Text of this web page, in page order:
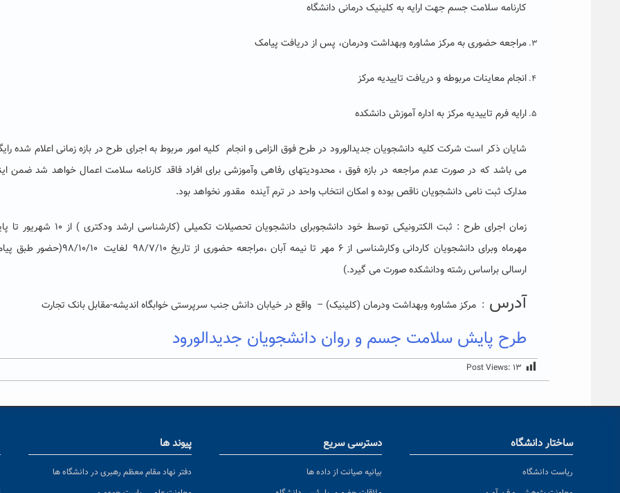
کارنامه سلامت جسم جهت ارایه به کلینیک درمانی دانشگاه
مراجعه حضوری به مرکز مشاوره وبهداشت ودرمان، پس از دریافت پیامک
انجام معاینات مربوطه و دریافت تاییدیه مرکز
ارایه فرم تاییدیه مرکز به اداره آموزش دانشکده
شایان ذکر است شرکت کلیه دانشجویان جدیدالورود در طرح فوق الزامی و انجام کلیه امور مربوط به اجرای طرح در بازه زمانی اعلام شده
می باشد که در صورت عدم مراجعه در بازه فوق ، محدودیتهای رفاهی وآموزشی برای افراد فاقد کارنامه سلامت اعمال خواهد شد ضمن
مدارک ثبت نامی دانشجویان ناقص بوده و امکان انتخاب واحد در ترم آینده مقدور نخواهد بود.
زمان اجرای طرح : ثبت الکترونیکی توسط خود دانشجوبرای دانشجویان تحصیلات تکمیلی (کارشناسی ارشد
مهرماه وبرای دانشجویان کاردانی وکارشناسی از ۶ مهر تا نیمه آبان ،مراجعه حضوری
از تاریخ ۹۸/۷/۱۰ لغایت ۹۸/۱۰/۱۰(حضور طبق
ارسالی براساس رشته ودانشکده صورت می گیرد.)
آدرس : مرکز مشاوره وبهداشت ودرمان (کلینیک) – واقع در خیابان دانش جنب سرپرستی خوابگاه اندیشه-مقابل بانک تجارت
طرح پایش سلامت جسم و روان دانشجویان جدیدالورود
Post Views: ۱۳
ساختار دانشگاه
ریاست دانشگاه
دسترسی سریع
بیانیه صیانت از داده ها
پیوند ها
دفتر نهاد مقام معظم رهبری در دانشگاه ها